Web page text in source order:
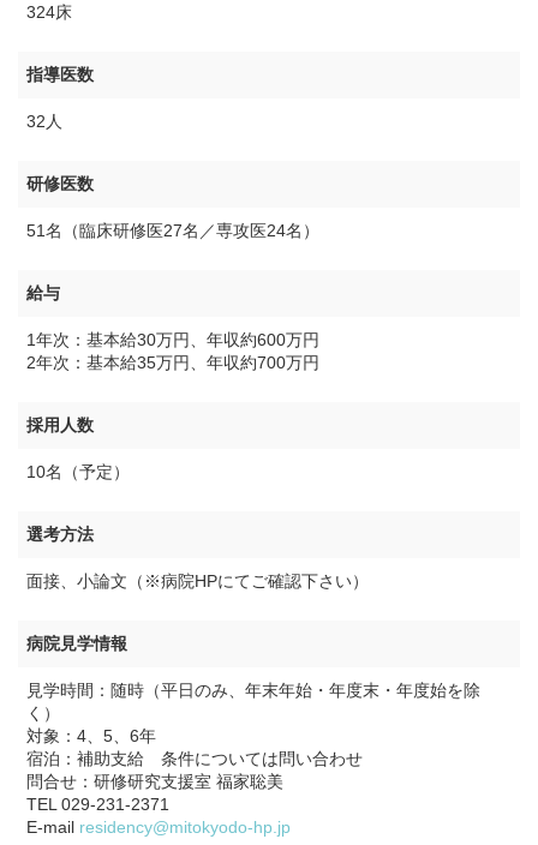
324床
指導医数
32人
研修医数
51名（臨床研修医27名／専攻医24名）
給与
1年次：基本給30万円、年収約600万円
2年次：基本給35万円、年収約700万円
採用人数
10名（予定）
選考方法
面接、小論文（※病院HPにてご確認下さい）
病院見学情報
見学時間：随時（平日のみ、年末年始・年度末・年度始を除
く）
対象：4、5、6年
宿泊：補助支給 条件については問い合わせ
問合せ：研修研究支援室 福家聡美
TEL 029-231-2371
E-mail residency@mitokyodo-hp.jp